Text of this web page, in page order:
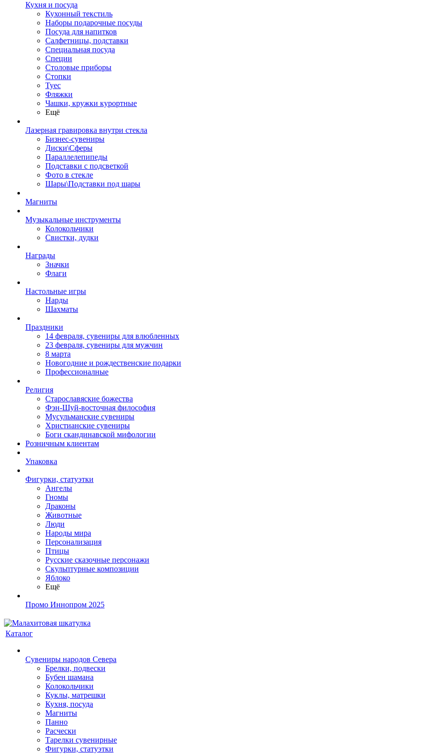
Кухня и посуда
Кухонный текстиль
Наборы подарочные посуды
Посуда для напитков
Салфетницы, подставки
Специальная посуда
Специи
Столовые приборы
Стопки
Туес
Фляжки
Чашки, кружки курортные
Ещё
Лазерная гравировка внутри стекла
Бизнес-сувениры
Диски\Сферы
Параллелепипеды
Подставки с подсветкой
Фото в стекле
Шары\Подставки под шары
Магниты
Музыкальные инструменты
Колокольчики
Свистки, дудки
Награды
Значки
Флаги
Настольные игры
Нарды
Шахматы
Праздники
14 февраля, сувениры для влюбленных
23 февраля, сувениры для мужчин
8 марта
Новогодние и рождественские подарки
Профессионалные
Религия
Старославяские божества
Фэн-Шуй-восточная философия
Мусульманские сувениры
Христианские сувениры
Боги скандинавской мифологии
Розничным клиентам
Упаковка
Фигурки, статуэтки
Ангелы
Гномы
Драконы
Животные
Люди
Народы мира
Персонализация
Птицы
Русские сказочные персонажи
Скульптурные композиции
Яблоко
Ещё
Промо Иннопром 2025
Каталог
Сувениры народов Севера
Брелки, подвески
Бубен шамана
Колокольчики
Куклы, матрешки
Кухня, посуда
Магниты
Панно
Расчески
Тарелки сувенирные
Фигурки, статуэтки